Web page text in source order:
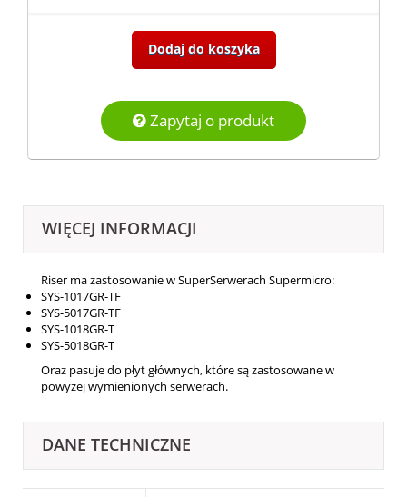
Dodaj do koszyka
Zapytaj o produkt
WIĘCEJ INFORMACJI
Riser ma zastosowanie w SuperSerwerach Supermicro:
SYS-1017GR-TF
SYS-5017GR-TF
SYS-1018GR-T
SYS-5018GR-T
Oraz pasuje do płyt głównych, które są zastosowane w
powyżej wymienionych serwerach.
DANE TECHNICZNE